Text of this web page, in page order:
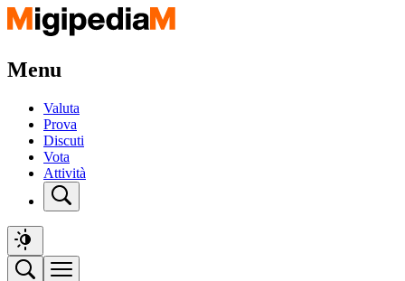
Menu
Valuta
Prova
Discuti
Vota
Attività